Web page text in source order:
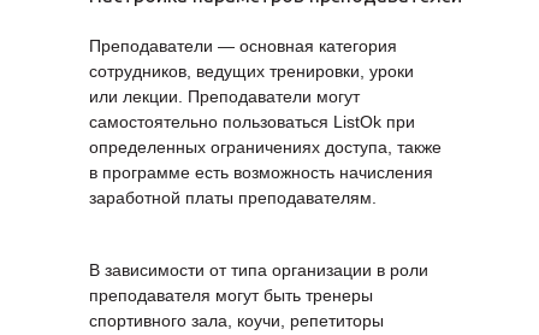
Преподаватели — основная категория
сотрудников, ведущих тренировки, уроки
или лекции. Преподаватели могут
самостоятельно пользоваться ListOk при
определенных ограничениях доступа, также
в программе есть возможность начисления
заработной платы преподавателям.
В зависимости от типа организации в роли
преподавателя могут быть тренеры
спортивного зала, коучи, репетиторы